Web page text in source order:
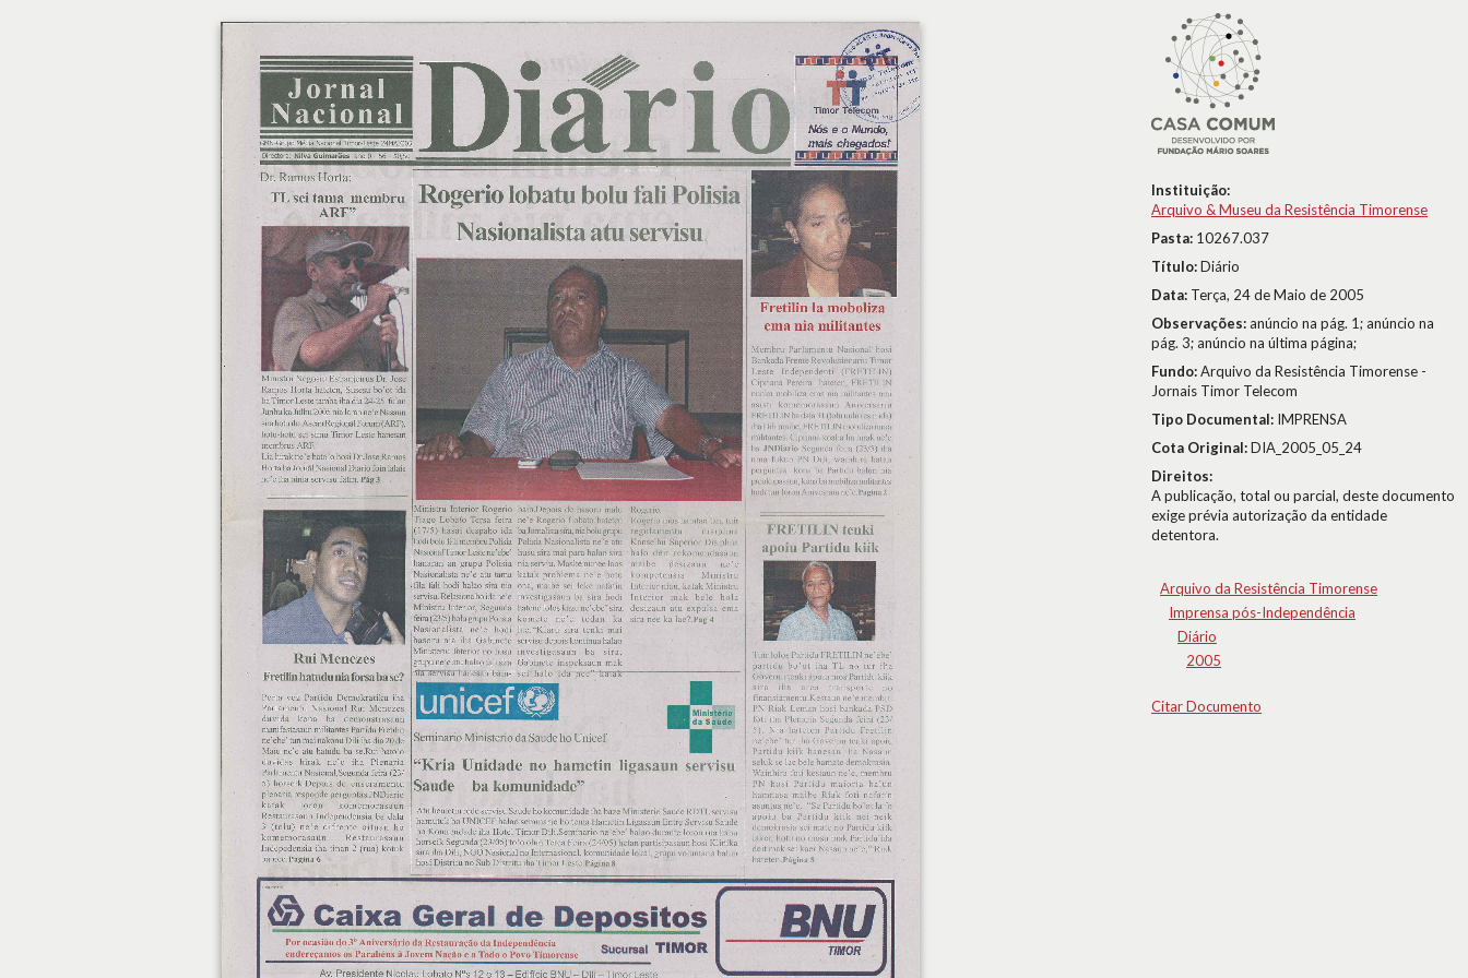
Instituição:
Arquivo & Museu da Resistência Timorense
Pasta: 10267.037
Título:Diário
Data: Terça, 24 de Maio de 2005
Observações:anúncio na pág. 1; anúncio na
pág. 3; anúncio na última página;
Fundo:Arquivo da Resistência Timorense -
Jornais Timor Telecom
Tipo Documental: IMPRENSA
Cota Original:DIA_2005_05_24
Direitos:
A publicação, total ou parcial, deste documento
exige prévia autorização da entidade
detentora.
Arquivo da Resistência Timorense
Imprensa pós-Independência
Diário
2005
Citar Documento